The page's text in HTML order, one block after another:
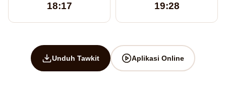
18:17 19:28
Unduh Tawkit Aplikasi Online